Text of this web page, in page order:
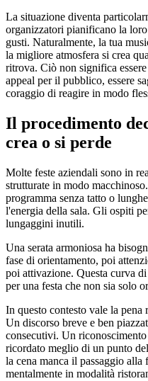
La situazione diventa
organizzatori pianificano la
gusti. Naturalmente, la tua
la migliore atmosfera si crea
ritrova. Ciò non significa
appeal per il pubblico, essere
coraggio di reagire in modo
Il procedimento
crea o si perde
Molte feste aziendali sono in
strutturate in modo
programma senza tatto o
l'energia della sala. Gli ospiti
lungaggini inutili.
Una serata armoniosa ha
fase di orientamento, poi
poi attivazione. Questa curva
per una festa che non sia solo
In questo contesto vale la pena
Un discorso breve e ben
consecutivi. Un
ricordato meglio di un punto
la cena manca il passaggio
mentalmente in modalità